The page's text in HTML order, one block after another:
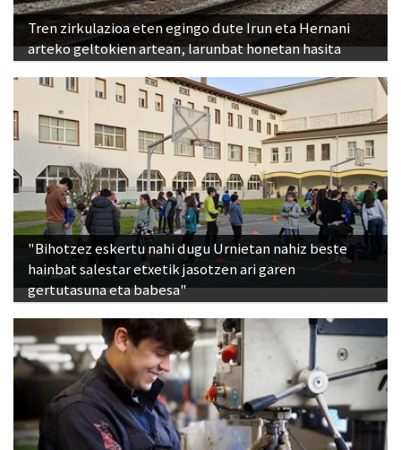
Tren zirkulazioa eten egingo dute Irun eta Hernani
arteko geltokien artean, larunbat honetan hasita
"Bihotzez eskertu nahi dugu Urnietan nahiz beste
hainbat salestar etxetik jasotzen ari garen
gertutasuna eta babesa"